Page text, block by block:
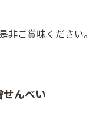
非ご賞味ください。
んべい